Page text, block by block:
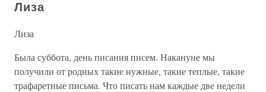
Лиза
Лиза
Была суббота, день писания писем. Накануне мы
получили от родных такие нужные, такие теплые, такие
трафаретные письма. Что писать нам каждые две недели